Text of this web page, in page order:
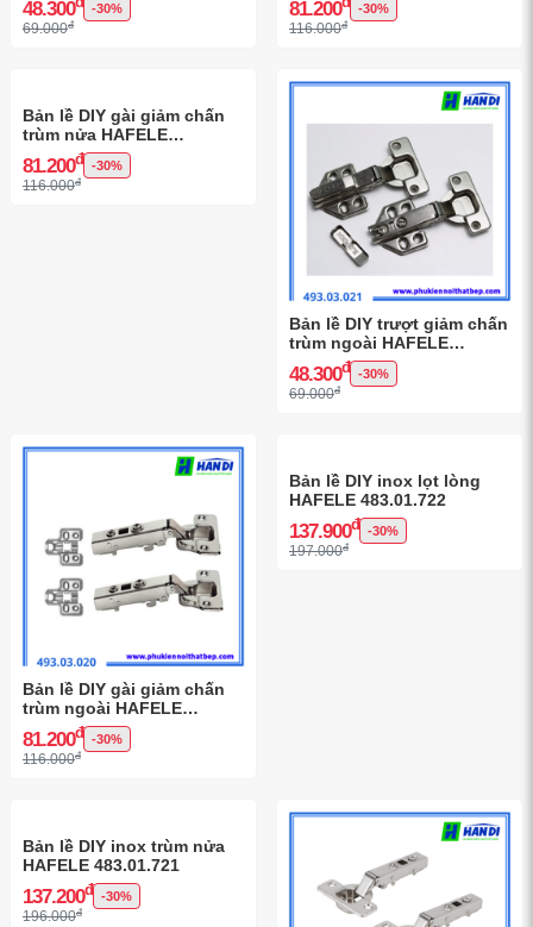
48.300 -30%
69.000đ
81.200 -30%
116.000đ
Bản lề DIY gài giảm chấn
trùm nửa HAFELE
493.03.022
81.200đ -30%
116.000đ
Bản lề DIY trượt giảm chấn
trùm ngoài HAFELE
493.03.021
48.300đ -30%
69.000đ
Bản lề DIY gài giảm chấn
trùm ngoài HAFELE
493.03.020
81.200đ -30%
116.000đ
Bản lề DIY inox lọt lòng
HAFELE 483.01.722
137.900đ -30%
197.000đ
Bản lề DIY inox trùm nửa
HAFELE 483.01.721
137.200đ -30%
196.000đ